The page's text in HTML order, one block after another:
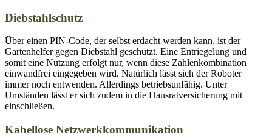
Diebstahlschutz
Über einen PIN-Code, der selbst erdacht werden kann, ist der
Gartenhelfer gegen Diebstahl geschützt. Eine Entriegelung und
somit eine Nutzung erfolgt nur, wenn diese Zahlenkombination
einwandfrei eingegeben wird. Natürlich lässt sich der Roboter
immer noch entwenden. Allerdings betriebsunfähig. Unter
Umständen lässt er sich zudem in die Hausratversicherung mit
einschließen.
Kabellose Netzwerkkommunikation